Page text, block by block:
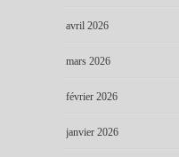
avril 2026
mars 2026
février 2026
janvier 2026